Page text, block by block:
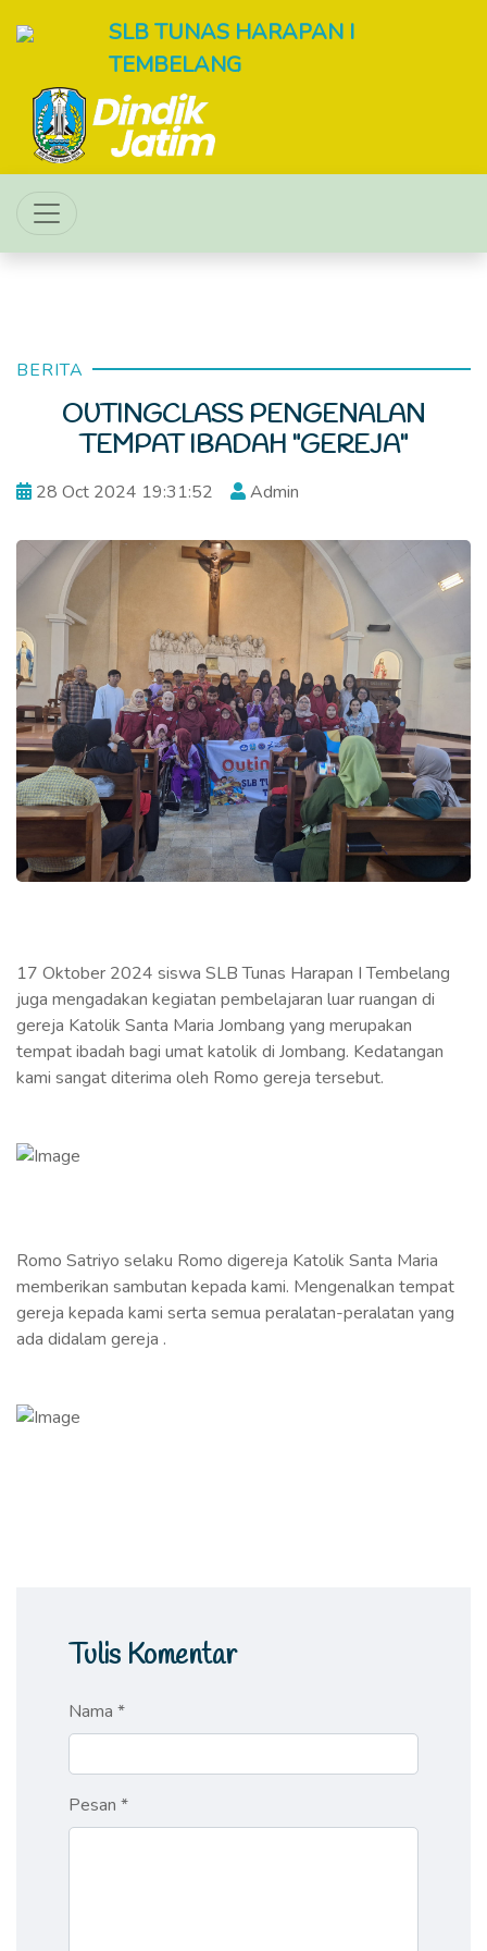
SLB TUNAS HARAPAN I
TEMBELANG
BERITA
OUTINGCLASS PENGENALAN
TEMPAT IBADAH "GEREJA"
28 Oct 2024 19:31:52 Admin
17 Oktober 2024 siswa SLB Tunas Harapan I Tembelang
juga mengadakan kegiatan pembelajaran luar ruangan di
gereja Katolik Santa Maria Jombang yang merupakan
tempat ibadah bagi umat katolik di Jombang. Kedatangan
kami sangat diterima oleh Romo gereja tersebut.
Romo Satriyo selaku Romo digereja Katolik Santa Maria
memberikan sambutan kepada kami. Mengenalkan tempat
gereja kepada kami serta semua peralatan-peralatan yang
ada didalam gereja .
Tulis Komentar
Nama *
Pesan *